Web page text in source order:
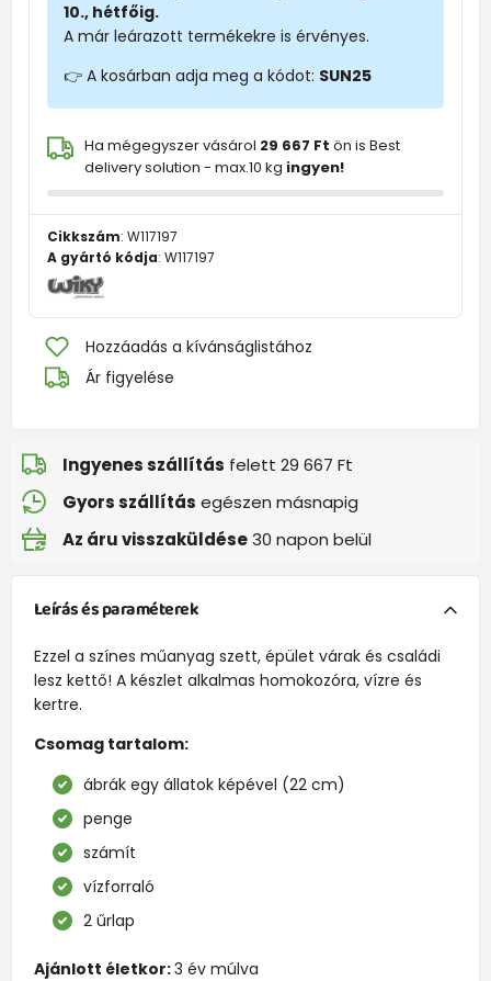
10., hétfőig.
A már leárazott termékekre is érvényes.
👉 A kosárban adja meg a kódot: SUN25
Ha mégegyszer vásárol 29 667 Ft ön is Best
delivery solution - max.10 kg ingyen!
Cikkszám: W117197
A gyártó kódja: W117197
Hozzáadás a kívánságlistához
Ár figyelése
Ingyenes szállítás felett 29 667 Ft
Gyors szállítás egészen másnapig
Az áru visszaküldése30 napon belül
Leírás és paraméterek
Ezzel a színes műanyag szett, épület várak és családi
lesz kettő! A készlet alkalmas homokozóra, vízre és
kertre.
Csomag tartalom:
ábrák egy állatok képével (22 cm)
penge
számít
vízforraló
2 űrlap
Ajánlott életkor:3 év múlva